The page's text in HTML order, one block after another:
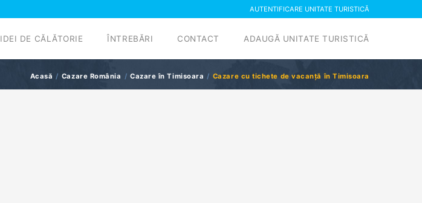
AUTENTIFICARE UNITATE TURISTICĂ
IDEI DE CĂLĂTORIE ÎNTREBĂRI CONTACT ADAUGĂ UNITATE TURISTICĂ
Acasă Cazare România Cazare în Timisoara Cazare cu tichete de vacanță în Timisoara